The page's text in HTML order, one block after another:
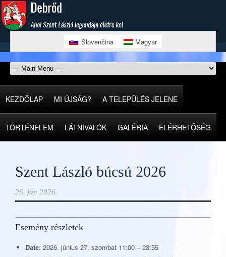
Slovenčina Magyar
KEZDŐLAP MI ÚJSÁG? A TELEPÜLÉS JELENE
TÖRTÉNELEM LÁTNIVALÓK GALÉRIA ELÉRHETŐSÉG
Szent László búcsú 2026
26. jún 2026.
Esemény részletek
Date: 2026. június 27. szombat 11:00 –23:55